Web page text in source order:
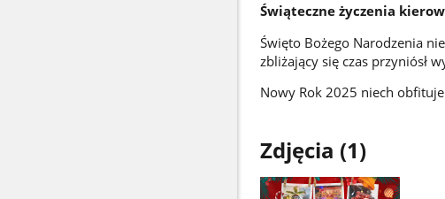
Świąteczne życzenia
Święto Bożego Narodzenia
zbliżający się czas przyniósł
Nowy Rok 2025 niech
Zdjęcia (1)